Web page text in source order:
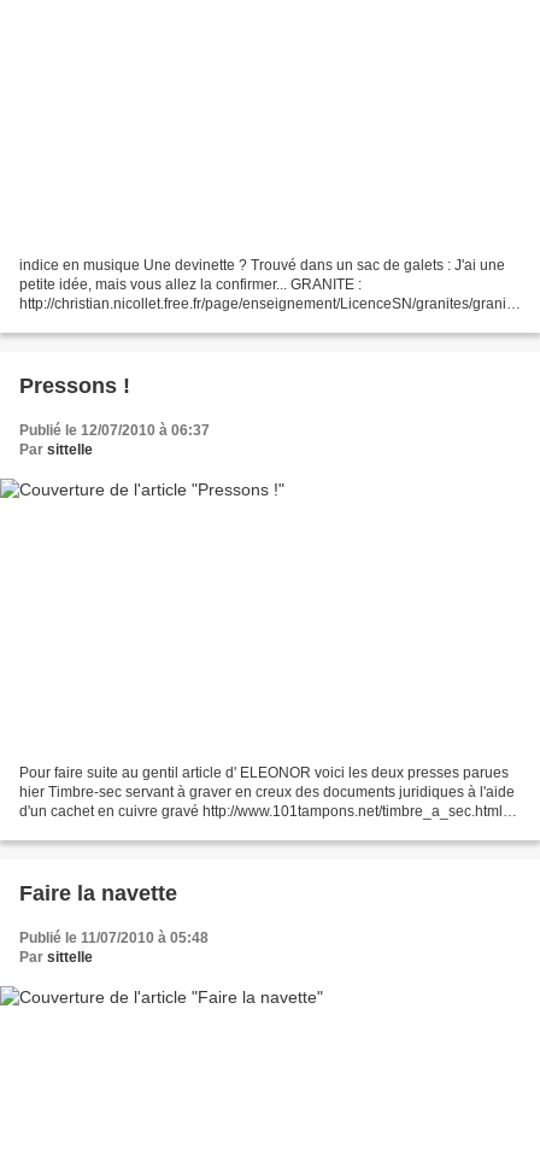
indice en musique Une devinette ? Trouvé dans un sac de galets : J'ai une
petite idée, mais vous allez la confirmer... GRANITE :
http://christian.nicollet.free.fr/page/enseignement/LicenceSN/granites/granite
Pressons !
Publié le 12/07/2010 à 06:37
Par sittelle
Pour faire suite au gentil article d' ELEONOR voici les deux presses parues
hier Timbre-sec servant à graver en creux des documents juridiques à l'aide
d'un cachet en cuivre gravé http://www.101tampons.net/timbre_a_sec.html
Faire la navette
Publié le 11/07/2010 à 05:48
Par sittelle